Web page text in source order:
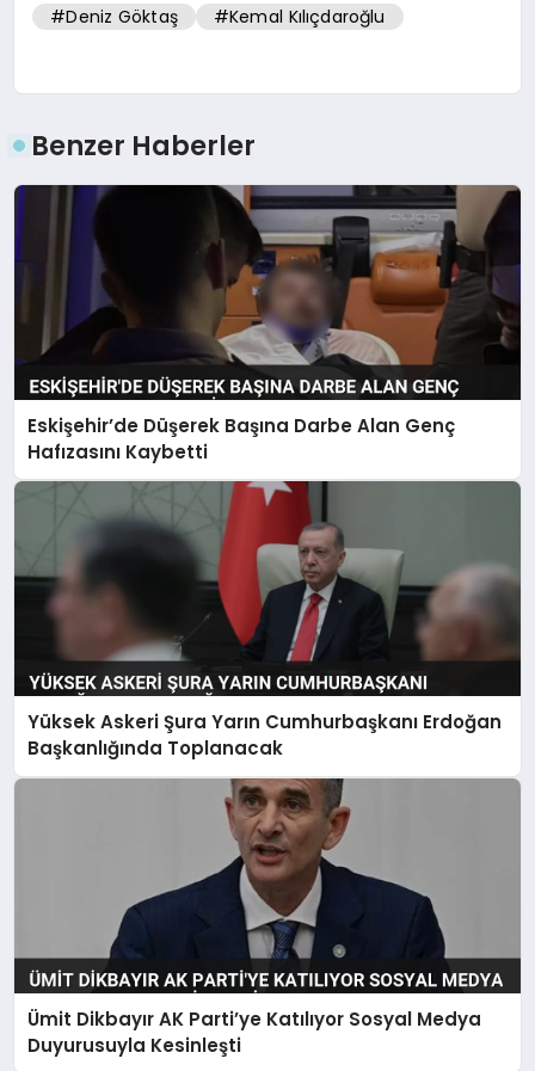
#Deniz Göktaş #Kemal Kılıçdaroğlu
Benzer Haberler
Eskişehir’de Düşerek Başına Darbe Alan Genç
Hafızasını Kaybetti
Yüksek Askeri Şura Yarın Cumhurbaşkanı Erdoğan
Başkanlığında Toplanacak
Ümit Dikbayır AK Parti’ye Katılıyor Sosyal Medya
Duyurusuyla Kesinleşti